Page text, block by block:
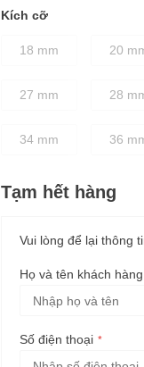
Kích cỡ
18 mm 20
27 mm 28
34 mm 36
Tạm hết hàng
Vui lòng để lại thông
Họ và tên khách hàng
Số điện thoại